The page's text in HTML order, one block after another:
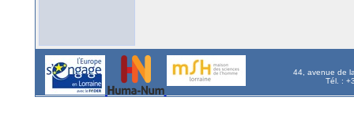
44, avenue de
Tél. :